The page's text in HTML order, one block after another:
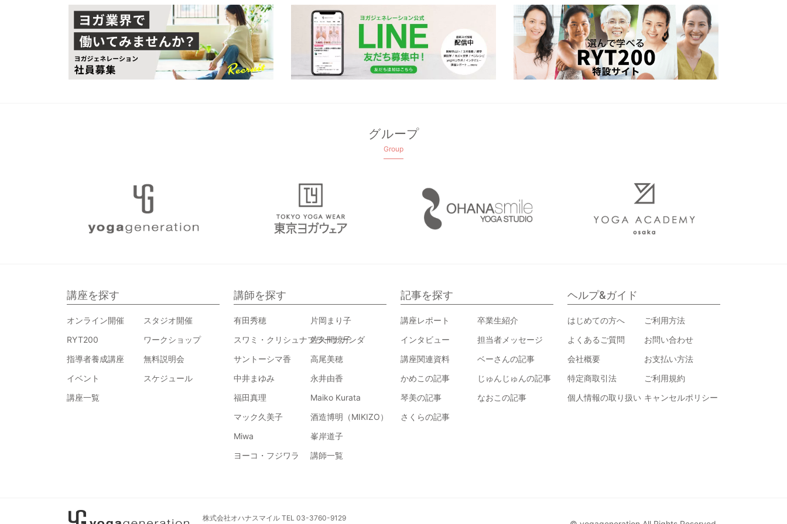
グループ
Group
講座を探す
オンライン開催
スタジオ開催
RYT200
ワークショップ
指導者養成講座
無料説明会
イベント
スケジュール
講座一覧
講師を探す
有田秀穂
片岡まり子
スワミ・クリシュナプラーナナンダ
佐久間涼子
サントーシマ香
高尾美穂
中井まゆみ
永井由香
福田真理
Maiko Kurata
マック久美子
酒造博明（MIKIZO）
Miwa
峯岸道子
ヨーコ・フジワラ
講師一覧
記事を探す
講座レポート
卒業生紹介
インタビュー
担当者メッセージ
講座関連資料
ベーさんの記事
かめこの記事
じゅんじゅんの記事
琴美の記事
なおこの記事
さくらの記事
ヘルプ&ガイド
はじめての方へ
ご利用方法
よくあるご質問
お問い合わせ
会社概要
お支払い方法
特定商取引法
ご利用規約
個人情報の取り扱い キャンセルポリシー
株式会社オハナスマイル TEL 03-3760-9129